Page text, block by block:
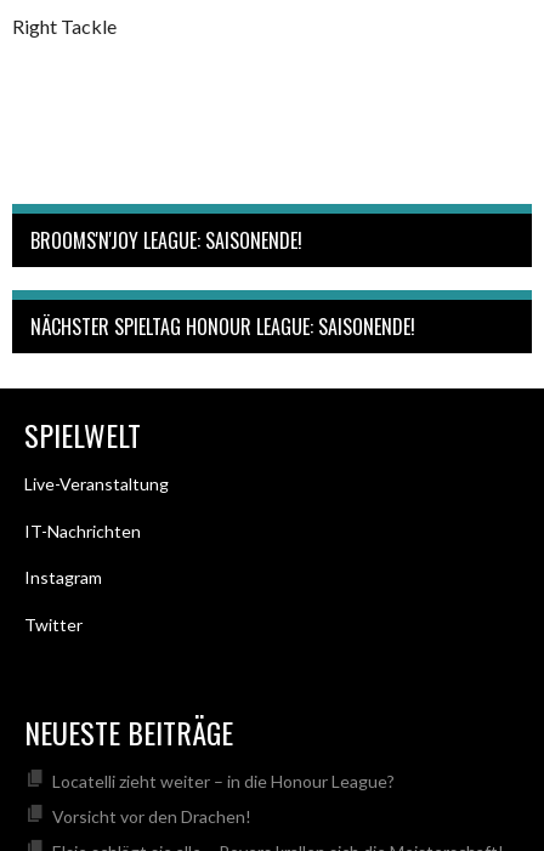
Right Tackle
BROOMS'N'JOY LEAGUE: SAISONENDE!
NÄCHSTER SPIELTAG HONOUR LEAGUE: SAISONENDE!
SPIELWELT
Live-Veranstaltung
IT-Nachrichten
Instagram
Twitter
NEUESTE BEITRÄGE
Locatelli zieht weiter – in die Honour League?
Vorsicht vor den Drachen!